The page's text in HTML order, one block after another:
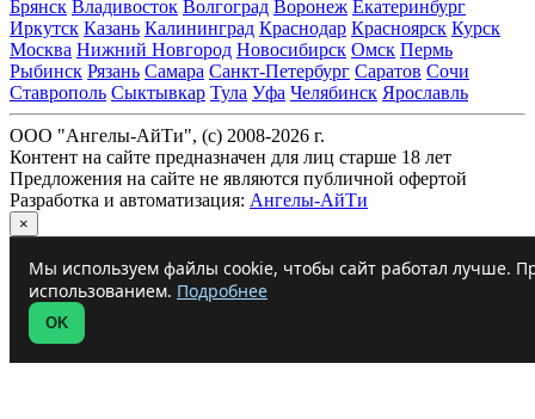
Брянск Владивосток Волгоград Воронеж Екатеринбург
Иркутск Казань Калининград Краснодар Красноярск Курск
Москва Нижний Новгород Новосибирск Омск Пермь
Рыбинск Рязань Самара Санкт-Петербург Саратов Сочи
Ставрополь Сыктывкар Тула Уфа Челябинск Ярославль
ООО "Ангелы-АйТи", (c) 2008-2026 г.
Контент на сайте предназначен для лиц старше 18 лет
Предложения на сайте не являются публичной офертой
Разработка и автоматизация: Ангелы-АйТи
×
Мы используем файлы cookie, чтобы сайт работал лучше.
использованием. Подробнее
OK